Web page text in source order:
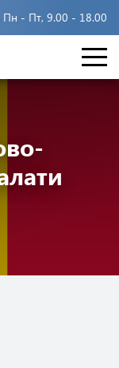
Пн - Пт, 9.00 - 18.00